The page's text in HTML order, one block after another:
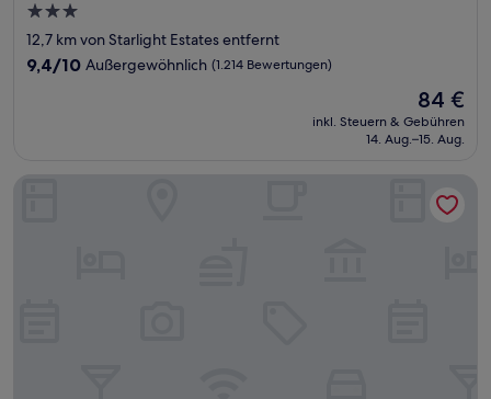
3.0-
Sterne-
Unterkunft
12,7 km von Starlight Estates entfernt
9.4
9,4/10 Außergewöhnlich (1.214 Bewertungen)
Der
Preis
beträgt
84 €
inkl. Steuern & Gebühren
14. Aug.–15. Aug.